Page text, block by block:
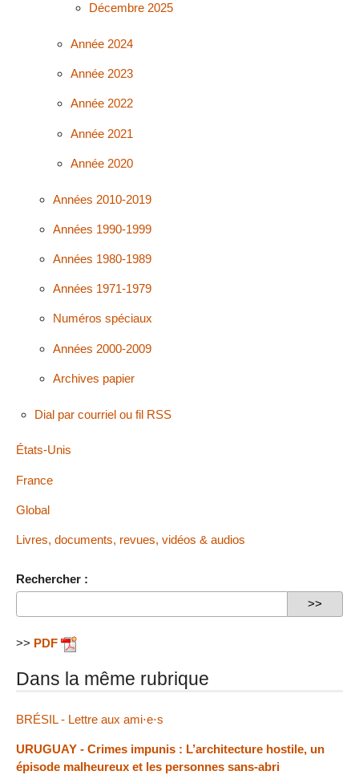
Décembre 2025
Année 2024
Année 2023
Année 2022
Année 2021
Année 2020
Années 2010-2019
Années 1990-1999
Années 1980-1989
Années 1971-1979
Numéros spéciaux
Années 2000-2009
Archives papier
Dial par courriel ou fil RSS
États-Unis
France
Global
Livres, documents, revues, vidéos & audios
Rechercher :
>> PDF
Dans la même rubrique
BRÉSIL - Lettre aux ami⋅e⋅s
URUGUAY - Crimes impunis : L’architecture hostile, un
épisode malheureux et les personnes sans-abri